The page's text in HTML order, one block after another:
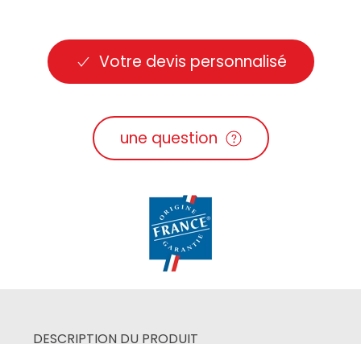
Votre devis personnalisé
une question
DESCRIPTION DU PRODUIT